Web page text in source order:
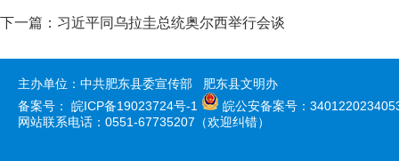
下一篇： 习近平同乌拉圭总统奥尔西举行会谈
主办单位：中共肥东县委宣传部 肥东县文明办
备案号： 皖ICP备19023724号-1
皖公安备案号：
网站联系电话：0551-67735207（欢迎纠错）